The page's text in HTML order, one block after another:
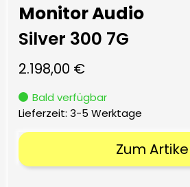
Monitor Audio
Silver 300 7G
2.198,00 €
Bald verfügbar
Lieferzeit: 3-5 Werktage
Zum